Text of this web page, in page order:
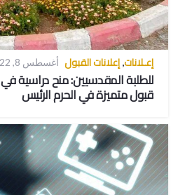
إعـلانات, إعلانات القبول أغسطس 8, 2022
للطلبة المقدسيين: منح
قبول متميزة في الحرم الرئيس